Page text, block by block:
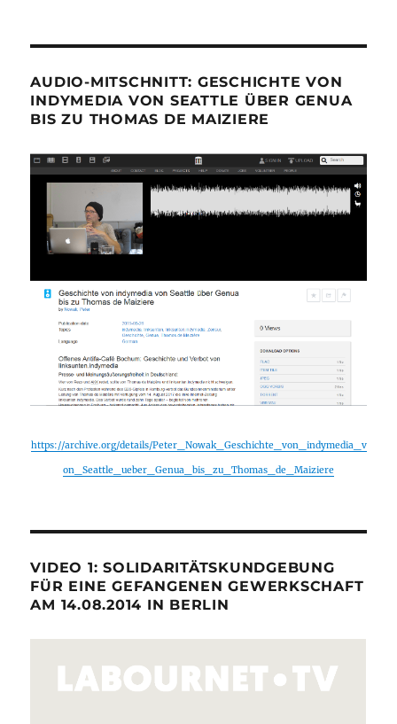
AUDIO-MITSCHNITT: GESCHICHTE VON
INDYMEDIA VON SEATTLE ÜBER GENUA
BIS ZU THOMAS DE MAIZIERE
https://archive.org/details/Peter_Nowak_Geschichte_von_indymedia_v
on_Seattle_ueber_Genua_bis_zu_Thomas_de_Maiziere
VIDEO 1: SOLIDARITÄTSKUNDGEBUNG
FÜR EINE GEFANGENEN GEWERKSCHAFT
AM 14.08.2014 IN BERLIN